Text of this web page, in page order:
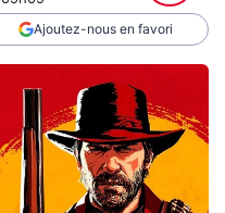
Ajoutez-nous en favori